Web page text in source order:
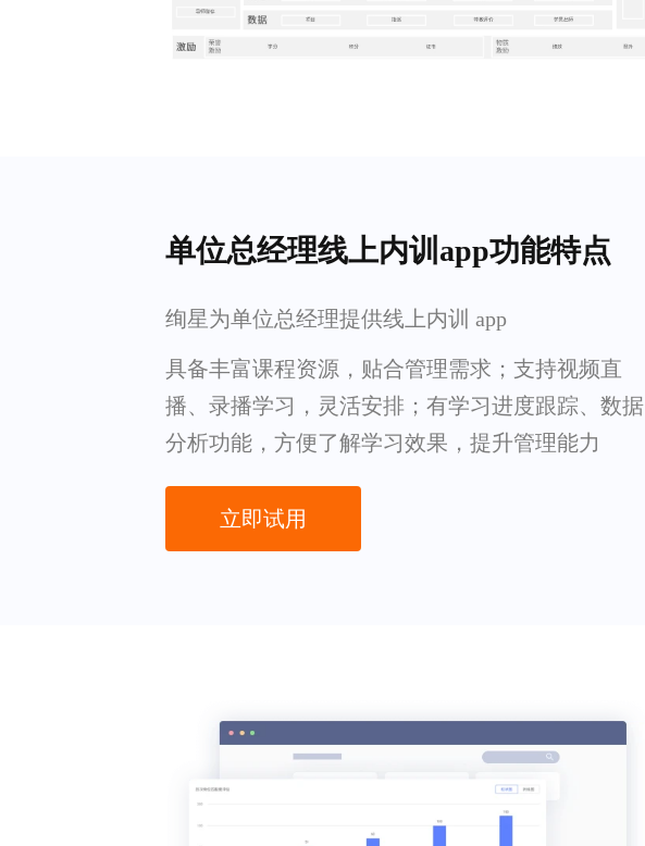
单位总经理线上内训app功能特点
绚星为单位总经理提供线上内训 app
具备丰富课程资源，贴合管理需求；支持视频直
播、录播学习，灵活安排；有学习进度跟踪、数据
分析功能，方便了解学习效果，提升管理能力
立即试用